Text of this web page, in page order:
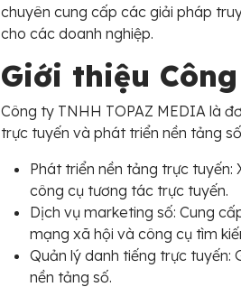
chuyên cung cấp các giải pháp
cho các doanh nghiệp.
Giới thiệu Công
Công ty TNHH TOPAZ MEDIA là
trực tuyến và phát triển nền tảng
Phát triển nền tảng trực
công cụ tương tác trực tuyến.
Dịch vụ marketing số: Cung
mạng xã hội và công cụ tìm
Quản lý danh tiếng trực tuyến:
nền tảng số.